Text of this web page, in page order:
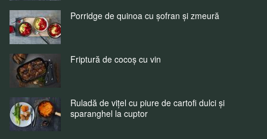
Porridge de quinoa cu șofran și zmeură
Friptură de cocoș cu vin
Ruladă de vițel cu piure de cartofi dulci și
sparanghel la cuptor